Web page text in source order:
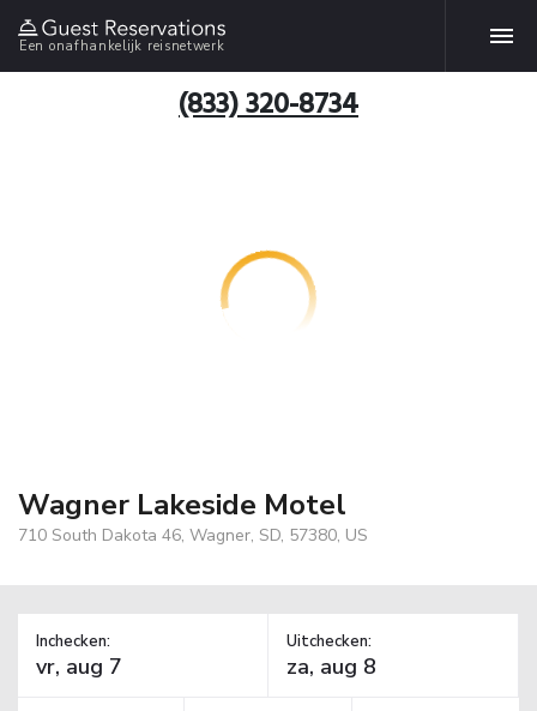
Een onafhankelijk reisnetwerk
(833) 320-8734
Wagner Lakeside Motel
710 South Dakota 46, Wagner, SD, 57380, US
Inchecken: Uitchecken: